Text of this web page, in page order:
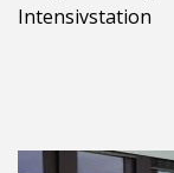
Intensivstation